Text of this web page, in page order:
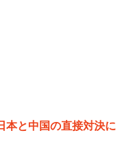
本と中国の直接対決に